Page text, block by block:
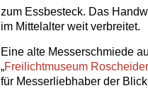
zum Essbesteck. Das
im Mittelalter weit verbreitet.
Eine alte Messerschmiede
„Freilichtmuseum
für Messerliebhaber der